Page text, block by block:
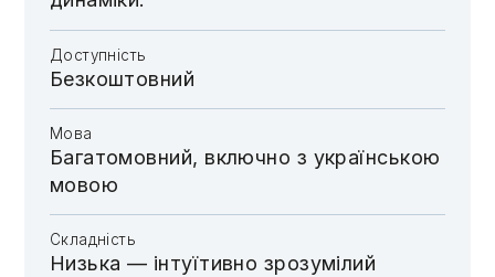
Доступність
Безкоштовний
Мова
Багатомовний, включно з українською
мовою
Складність
Низька — інтуїтивно зрозумілий